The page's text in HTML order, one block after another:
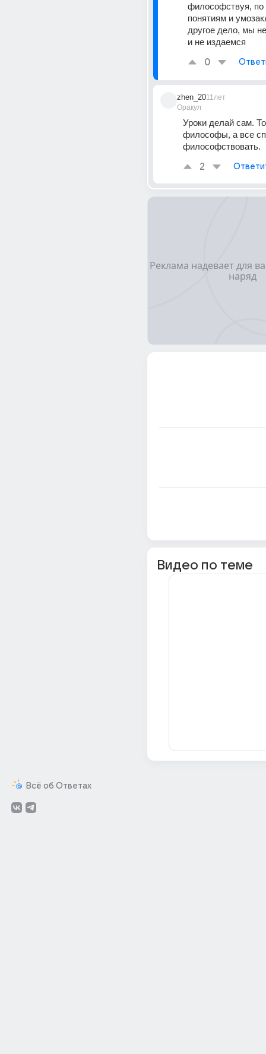
Всё об Ответах
философствуя, по
понятиям и
другое дело, мы
и не издаемся
0
zhen_20
Оракул
11лет
Уроки делай сам.
философы, а все
философствовать.
2
Видео по теме